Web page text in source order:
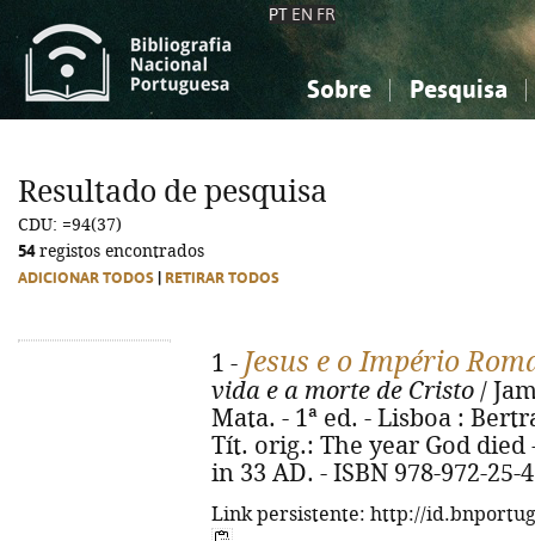
PT EN FR
Sobre Pesquisa
Ciências sociais...
Ciências sociais...
Resultado de pesquisa
CDU: =94(37)
54registos encontrados
ADICIONAR TODOS RETIRAR TODOS
1 - Jesus e o Império
vida e a morte de Cristo /
Mata. - 1ª ed. - Lisboa :
Tít. orig.: The year God died
in 33 AD. - ISBN 978-972-25-
Link persistente: http://